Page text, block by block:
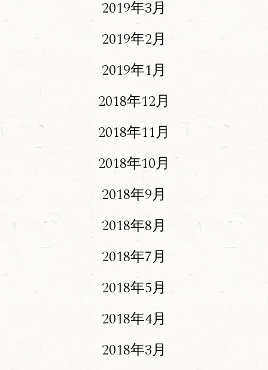
2019年3月
2019年2月
2019年1月
2018年12月
2018年11月
2018年10月
2018年9月
2018年8月
2018年7月
2018年5月
2018年4月
2018年3月